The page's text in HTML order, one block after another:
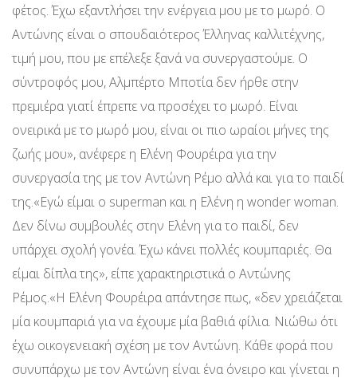
φέτος. Έχω εξαντλήσει την ενέργεια μου με το μωρό. Ο
Αντώνης είναι ο σπουδαιότερος Έλληνας καλλιτέχνης,
τιμή μου, που με επέλεξε ξανά να συνεργαστούμε. Ο
σύντροφός μου, Αλμπέρτο Μποτία δεν ήρθε στην
πρεμιέρα γιατί έπρεπε να προσέχει το μωρό. Είναι
ονειρικά με το μωρό μου, είναι οι πιο ωραίοι μήνες της
ζωής μου», ανέφερε η Ελένη Φουρέιρα για την
συνεργασία της με τον Αντώνη Ρέμο αλλά και για το παιδί
της.«Εγώ είμαι ο superman και η Ελένη η wonder woman.
Δεν δίνω συμβουλές στην Ελένη για το παιδί, δεν
υπάρχει σχολή γονέα. Έχω κάνει πολλές κουμπαριές. Θα
είμαι δίπλα της», είπε χαρακτηριστικά ο Αντώνης
Ρέμος.«Η Ελένη Φουρέιρα απάντησε πως, «δεν χρειάζεται
μία κουμπαριά για να έχουμε μία βαθιά φίλια. Νιώθω ότι
έχω οικογενειακή σχέση με τον Αντώνη. Κάθε φορά που
συνυπάρχω με τον Αντώνη είναι ένα όνειρο και γίνεται η